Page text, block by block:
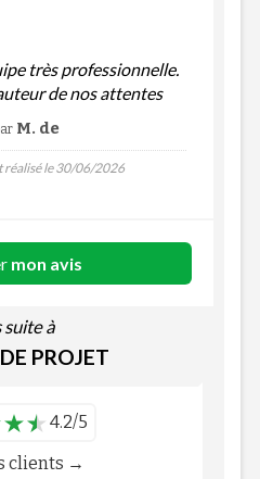
suite à
PROJET
4.2/5
clients →
très professionnelle.
de nos attentes
M. de
réalisé le 30/06/2026
mon avis